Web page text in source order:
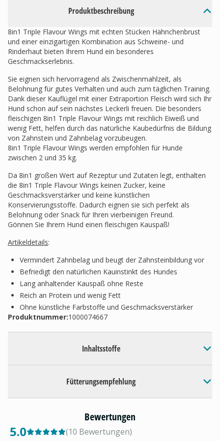
Produktbeschreibung
8in1 Triple Flavour Wings mit echten Stücken Hähnchenbrust
und einer einzigartigen Kombination aus Schweine- und
Rinderhaut bieten Ihrem Hund ein besonderes
Geschmackserlebnis.
Sie eignen sich hervorragend als Zwischenmahlzeit, als
Belohnung für gutes Verhalten und auch zum täglichen Training.
Dank dieser Kauflügel mit einer Extraportion Fleisch wird sich Ihr
Hund schon auf sein nächstes Leckerli freuen. Die besonders
fleischigen 8in1 Triple Flavour Wings mit reichlich Eiweiß und
wenig Fett, helfen durch das natürliche Kaubedürfnis die Bildung
von Zahnstein und Zahnbelag vorzubeugen.
8in1 Triple Flavour Wings werden empfohlen für Hunde
zwischen 2 und 35 kg.
Da 8in1 großen Wert auf Rezeptur und Zutaten legt, enthalten
die 8in1 Triple Flavour Wings keinen Zucker, keine
Geschmacksverstärker und keine künstlichen
Konservierungsstoffe. Dadurch eignen sie sich perfekt als
Belohnung oder Snack für Ihren vierbeinigen Freund.
Gönnen Sie Ihrem Hund einen fleischigen Kauspaß!
Artikeldetails:
Vermindert Zahnbelag und beugt der Zahnsteinbildung vor
Befriedigt den natürlichen Kauinstinkt des Hundes
Lang anhaltender Kauspaß ohne Reste
Reich an Protein und wenig Fett
Ohne künstliche Farbstoffe und Geschmacksverstärker
Produktnummer:1000074667
Inhaltsstoffe
Fütterungsempfehlung
Bewertungen
5.0 (10 Bewertungen)